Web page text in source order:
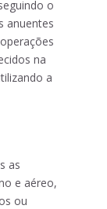
o
anuentes
na
a
as
e aéreo,
ou